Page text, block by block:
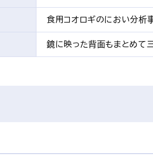
食用コオロギのにおい分析
鏡に映った背面もまとめて